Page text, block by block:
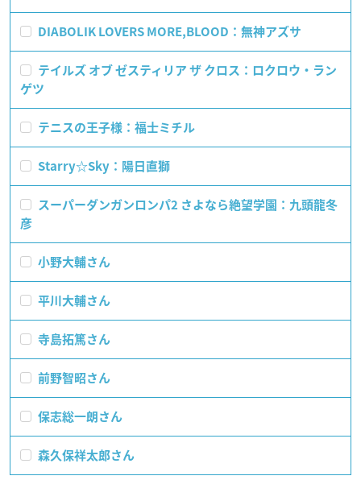
DIABOLIK LOVERS MORE,BLOOD：無神アズサ
テイルズ オブ ゼスティリア ザ クロス：ロクロウ・ラン
ゲツ
テニスの王子様：福士ミチル
Starry☆Sky：陽日直獅
スーパーダンガンロンパ2 さよなら絶望学園：九頭龍冬
彦
小野大輔さん
平川大輔さん
寺島拓篤さん
前野智昭さん
保志総一朗さん
森久保祥太郎さん